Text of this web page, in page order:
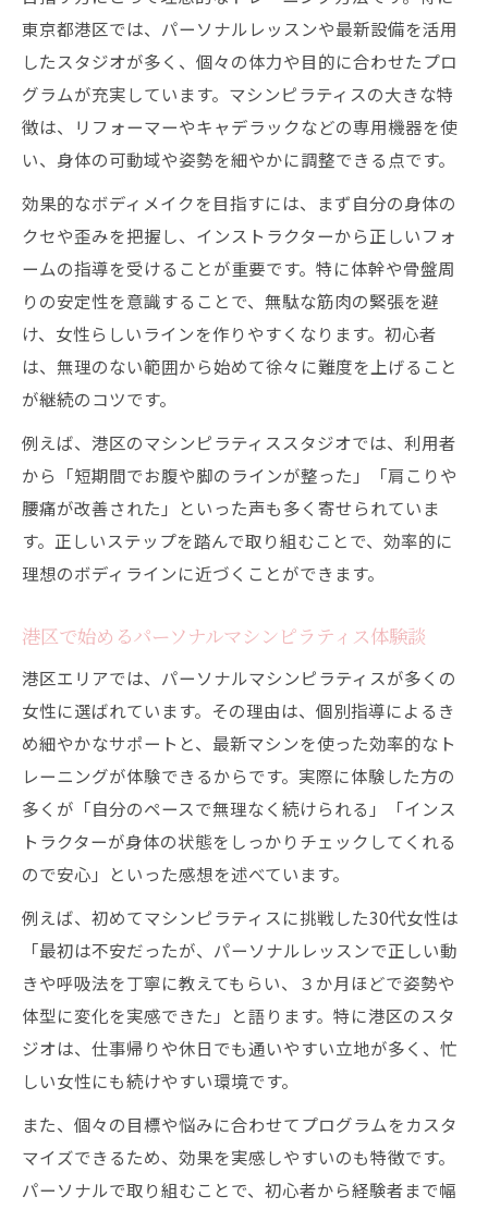
東京都港区では、パーソナルレッスンや最新設備を活用
したスタジオが多く、個々の体力や目的に合わせたプロ
グラムが充実しています。マシンピラティスの大きな特
徴は、リフォーマーやキャデラックなどの専用機器を使
い、身体の可動域や姿勢を細やかに調整できる点です。
効果的なボディメイクを目指すには、まず自分の身体の
クセや歪みを把握し、インストラクターから正しいフォ
ームの指導を受けることが重要です。特に体幹や骨盤周
りの安定性を意識することで、無駄な筋肉の緊張を避
け、女性らしいラインを作りやすくなります。初心者
は、無理のない範囲から始めて徐々に難度を上げること
が継続のコツです。
例えば、港区のマシンピラティススタジオでは、利用者
から「短期間でお腹や脚のラインが整った」「肩こりや
腰痛が改善された」といった声も多く寄せられていま
す。正しいステップを踏んで取り組むことで、効率的に
理想のボディラインに近づくことができます。
港区で始めるパーソナルマシンピラティス体験談
港区エリアでは、パーソナルマシンピラティスが多くの
女性に選ばれています。その理由は、個別指導によるき
め細やかなサポートと、最新マシンを使った効率的なト
レーニングが体験できるからです。実際に体験した方の
多くが「自分のペースで無理なく続けられる」「インス
トラクターが身体の状態をしっかりチェックしてくれる
ので安心」といった感想を述べています。
例えば、初めてマシンピラティスに挑戦した30代女性は
「最初は不安だったが、パーソナルレッスンで正しい動
きや呼吸法を丁寧に教えてもらい、３か月ほどで姿勢や
体型に変化を実感できた」と語ります。特に港区のスタ
ジオは、仕事帰りや休日でも通いやすい立地が多く、忙
しい女性にも続けやすい環境です。
また、個々の目標や悩みに合わせてプログラムをカスタ
マイズできるため、効果を実感しやすいのも特徴です。
パーソナルで取り組むことで、初心者から経験者まで幅